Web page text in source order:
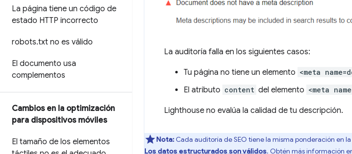
La página tiene un código de
estado HTTP incorrecto
robots.txt no es válido
El documento usa
complementos
Cambios en la optimización
para dispositivos móviles
El tamaño de los elementos
La auditoría falla en los siguientes casos:
Tu página no tiene un elemento <meta
El atributo content del elemento <meta
Lighthouse no evalúa la calidad de tu descripción.
Nota: Cada auditoría de SEO tiene la misma ponderación en
Los datos estructurados son válidos. Obtén más información